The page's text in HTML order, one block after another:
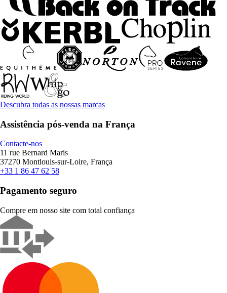
Descubra todas as nossas marcas
Assistência pós-venda na França
Contacte-nos
11 rue Bernard Maris
37270 Montlouis-sur-Loire, França
+33 1 86 47 62 58
Pagamento seguro
Compre em nosso site com total confiança